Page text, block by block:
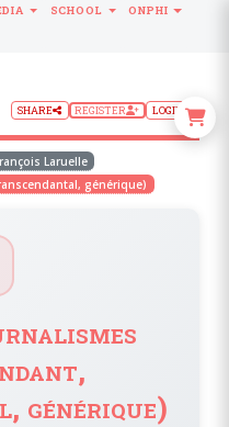
SHARE REGISTER LOGIN
Laruelle
générique)
générique)
SCHOOL ONPHI